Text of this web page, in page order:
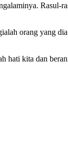
Rasul-
orang yang
kita dan